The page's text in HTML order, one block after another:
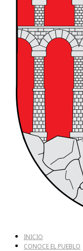
INICIO
CONOCE EL PUEBLO